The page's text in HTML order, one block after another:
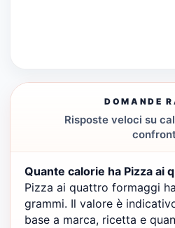
DOMANDE
Risposte veloci su
Quante calorie ha Pizza ai
Pizza ai quattro formaggi
grammi. Il valore è
base a marca, ricetta e